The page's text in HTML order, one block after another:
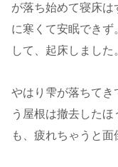
が落ち始めて寝床
に寒くて安眠でき
して、起床しました
やはり雫が落ちてき
う屋根は撤去した
も、疲れちゃうと面